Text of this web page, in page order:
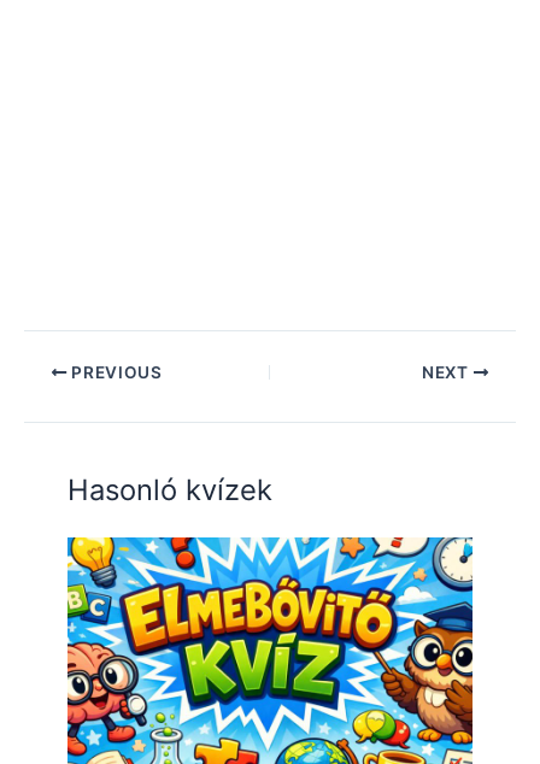
PREVIOUS NEXT
Hasonló kvízek